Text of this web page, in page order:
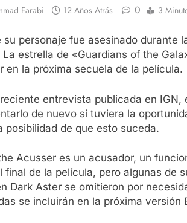
Pharma Flex
Crucero en
7 Años Atrás
La
Farabi 12 Años Atrás 0 3
su personaje fue asesinado durante
La estrella de «Guardians of the
en la próxima secuela de la película.
entrevista publicada en
de nuevo si tuviera la
posibilidad de que esto suceda.
Acusser es un acusador, un
final de la película, pero algunas de
Dark Aster se omitieron por
se incluirán en la próxima versión